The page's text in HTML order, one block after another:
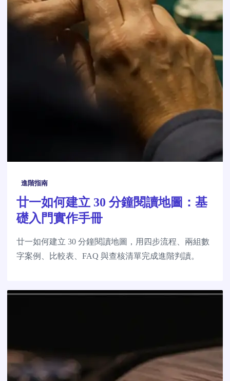
進階指南
廿一如何建立 30 分鐘閱讀地圖：基
礎入門實作手冊
廿一如何建立 30 分鐘閱讀地圖，用四步流程、兩組數
字案例、比較表、FAQ 與查核清單完成進階判讀。